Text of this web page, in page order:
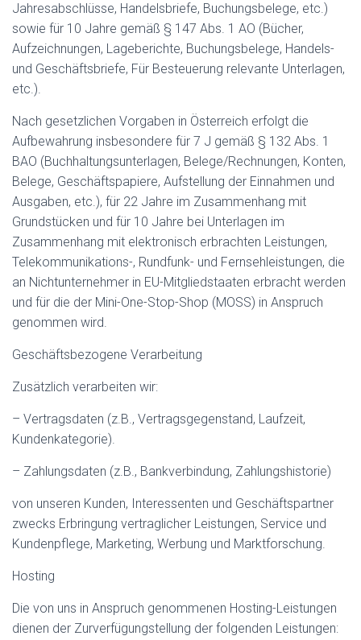
Jahresabschlüsse, Handelsbriefe, Buchungsbelege, etc.)
sowie für 10 Jahre gemäß § 147 Abs. 1 AO (Bücher,
Aufzeichnungen, Lageberichte, Buchungsbelege, Handels-
und Geschäftsbriefe, Für Besteuerung relevante Unterlagen,
etc.).
Nach gesetzlichen Vorgaben in Österreich erfolgt die
Aufbewahrung insbesondere für 7 J gemäß § 132 Abs. 1
BAO (Buchhaltungsunterlagen, Belege/Rechnungen, Konten,
Belege, Geschäftspapiere, Aufstellung der Einnahmen und
Ausgaben, etc.), für 22 Jahre im Zusammenhang mit
Grundstücken und für 10 Jahre bei Unterlagen im
Zusammenhang mit elektronisch erbrachten Leistungen,
Telekommunikations-, Rundfunk- und Fernsehleistungen, die
an Nichtunternehmer in EU-Mitgliedstaaten erbracht werden
und für die der Mini-One-Stop-Shop (MOSS) in Anspruch
genommen wird.
Geschäftsbezogene Verarbeitung
Zusätzlich verarbeiten wir:
– Vertragsdaten (z.B., Vertragsgegenstand, Laufzeit,
Kundenkategorie).
– Zahlungsdaten (z.B., Bankverbindung, Zahlungshistorie)
von unseren Kunden, Interessenten und Geschäftspartner
zwecks Erbringung vertraglicher Leistungen, Service und
Kundenpflege, Marketing, Werbung und Marktforschung.
Hosting
Die von uns in Anspruch genommenen Hosting-Leistungen
dienen der Zurverfügungstellung der folgenden Leistungen: